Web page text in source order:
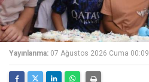
Yayınlanma: 07 Ağustos 2026 Cuma 00:09